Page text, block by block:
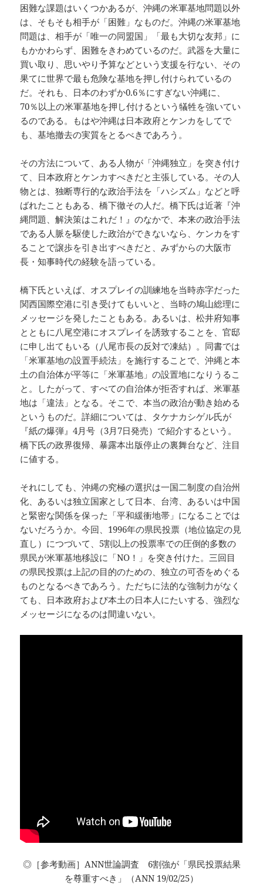
困難な課題はいくつかあるが、沖縄の米軍基地問題以外
は、そもそも相手が「困難」なものだ。沖縄の米軍基地
問題は、相手が「唯一の同盟国」「最も大切な友邦」に
もかかわらず、困難をきわめているのだ。武器を大量に
買い取り、思いやり予算などという支援を行ない、その
果てに世界で最も危険な基地を押し付けられているの
だ。それも、日本のわずか0.6％にすぎない沖縄に、
70％以上の米軍基地を押し付けるという犠牲を強いてい
るのである。もはや沖縄は日本政府とケンカをしてで
も、基地撤去の実質をとるべきであろう。
その方法について、ある人物が「沖縄独立」を突き付け
て、日本政府とケンカすべきだと主張している。その人
物とは、独断専行的な政治手法を「ハシズム」などと呼
ばれたこともある、橋下徹その人だ。橋下氏は近著『沖
縄問題、解決策はこれだ！』のなかで、本来の政治手法
である人脈を駆使した政治ができないなら、ケンカをす
ることで譲歩を引き出すべきだと、みずからの大阪市
長・知事時代の経験を語っている。
橋下氏といえば、オスプレイの訓練地を当時赤字だった
関西国際空港に引き受けてもいいと、当時の鳩山総理に
メッセージを発したこともある。あるいは、松井府知事
とともに八尾空港にオスプレイを誘致することを、官邸
に申し出てもいる（八尾市長の反対で凍結）。同書では
「米軍基地の設置手続法」を施行することで、沖縄と本
土の自治体が平等に「米軍基地」の設置地になりうるこ
と。したがって、すべての自治体が拒否すれば、米軍基
地は「違法」となる。そこで、本当の政治が動き始める
というものだ。詳細については、タケナカシゲル氏が
『紙の爆弾』4月号（3月7日発売）で紹介するという。
橋下氏の政界復帰、暴露本出版停止の裏舞台など、注目
に値する。
それにしても、沖縄の究極の選択は一国二制度の自治州
化、あるいは独立国家として日本、台湾、あるいは中国
と緊密な関係を保った「平和緩衝地帯」になることでは
ないだろうか。今回、1996年の県民投票（地位協定の見
直し）につづいて、5割以上の投票率での圧倒的多数の
県民が米軍基地移設に「NO！」を突き付けた。三回目
の県民投票は上記の目的のための、独立の可否をめぐる
ものとなるべきであろう。ただちに法的な強制力がなく
ても、日本政府および本土の日本人にたいする、強烈な
メッセージになるのは間違いない。
◎［参考動画］ANN世論調査 6割強が「県民投票結果
を尊重すべき」（ANN 19/02/25）